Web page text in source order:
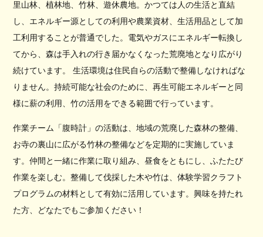
里山林、植林地、竹林、遊休農地。かつては人の生活と直結
し、エネルギー源としての利用や農業資材、生活用品として加
工利用することが普通でした。電気やガスにエネルギー転換し
てから、森は手入れの行き届かなくなった荒廃地となり広がり
続けています。 生活環境は住民自らの活動で整備しなければな
りません。持続可能な社会のために、再生可能エネルギーと同
様に薪の利用、竹の活用をできる範囲で行っています。
作業チーム「腹時計」の活動は、地域の荒廃した森林の整備、
お寺の裏山に広がる竹林の整備などを定期的に実施していま
す。仲間と一緒に作業に取り組み、昼食をともにし、ふたたび
作業を楽しむ。整備して伐採した木や竹は、体験学習クラフト
プログラムの材料として有効に活用しています。興味を持たれ
た方、どなたでもご参加ください！